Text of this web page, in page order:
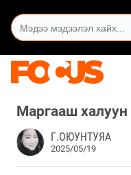
Маргааш халуун
Г.ОЮУНТУЯА
2025/05/19